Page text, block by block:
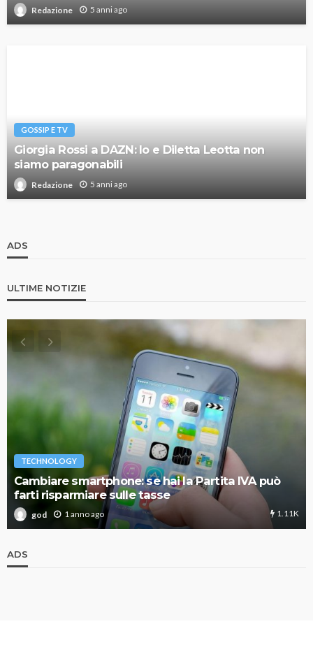
Redazione 5 anni ago
GOSSIP E TV
Giorgia Rossi a DAZN: Io e Diletta Leotta non
siamo paragonabili
Redazione 5 anni ago
ADS
ULTIME NOTIZIE
TECHNOLOGY
Cambiare smartphone: se hai la Partita IVA può
farti risparmiare sulle tasse
god 1 anno ago 1.11K
ADS